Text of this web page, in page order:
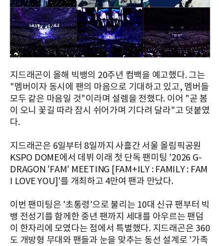
지드래곤이 올해 빅뱅의 20주년 컴백을 예고했다. 그는
"멤버이자 동시에 팬의 마음으로 기대하고 있고, 멤버들
모두 같은 마음일 것"이라며 설렘을 전했다. 이어 "곧 봄
이 오니 꽃길 따라 잠시 쉬어가며 기다려 달라"고 덧붙였
다.
지드래곤은 6일부터 8일까지 사흘간 서울 올림픽공원
KSPO DOME에서 데뷔 이래 첫 단독 팬미팅 '2026 G-
DRAGON 'FAM' MEETING [FAM+ILY : FAMILY : FAM
I LOVE YOU]'를 개최하고 4만여 팬과 만났다.
이번 팬미팅은 '초통령'으로 불리는 10대 신규 팬부터 빅
뱅 전성기를 함께한 중년 팬까지 세대를 아우르는 팬덤
이 한자리에 모였다는 점에서 특별했다. 지드래곤은 360
도 개방형 무대와 팬들과 눈을 맞추는 동선 설계로 '가족